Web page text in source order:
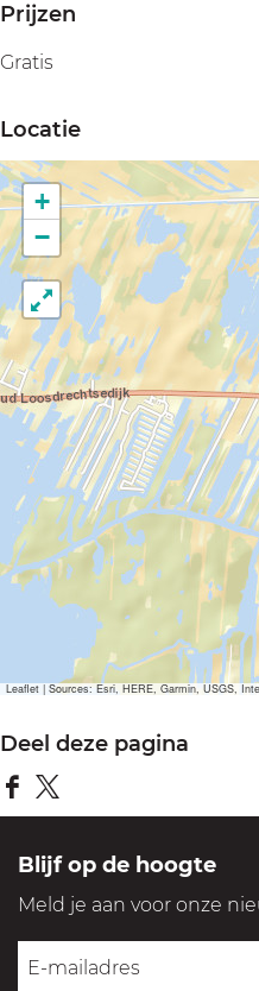
Prijzen
Gratis
Locatie
+
−
Leaflet|Sources: Esri, HERE, Garmin, USGS,
Deel deze pagina
D
e
d
D
e
l
d
e
Blijf op de hoogte
Meld je aan voor onze